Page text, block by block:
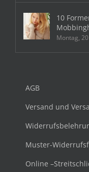
10
Montag,
AGB
Versand und
Muster-
Online